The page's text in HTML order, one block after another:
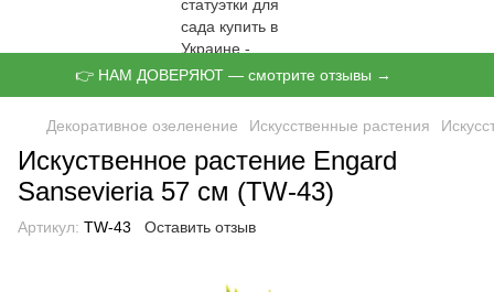
👉 НАМ ДОВЕРЯЮТ — смотрите отзывы →
Декоративное озеленение Искусственные растения
Искуственное растение Engard
Sansevieria 57 см (TW-43)
Артикул: TW-43 Оставить отзыв